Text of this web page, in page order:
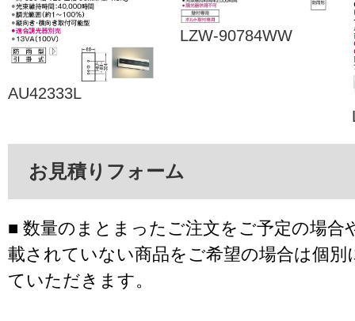
AU42333L
LZW-90784WW
お見積りフォーム
■ 数量のまとまったご注文をご予定の場合
載されていない商品をご希望の場合は個別
ていただきます。